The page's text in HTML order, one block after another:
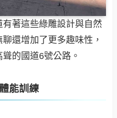
著這些綠雕設計與自然
還增加了更多趣味性，
的國道6號公路。
能訓練